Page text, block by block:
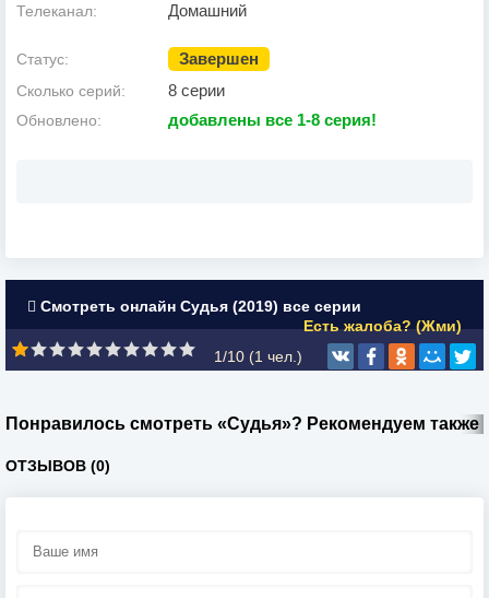
Телеканал: Домашний
Статус: Завершен
Сколько серий: 8 серии
Обновлено: добавлены все 1-8 серия!
Смотреть онлайн Судья (2019) все серии
Есть жалоба? (Жми)
1/10 (1 чел.)
Понравилось смотреть «Судья»? Рекомендуем также
ОТЗЫВОВ (0)